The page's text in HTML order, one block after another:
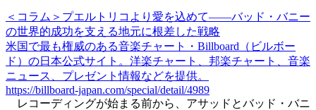
＜コラム＞プエルトリコより愛を込めて――バッド・バニー
の世界的成功を支える地元に根差した戦略
米国で最も権威のある音楽チャート・Billboard（ビルボー
ド）の日本公式サイト。洋楽チャート、邦楽チャート、音楽
ニュース、プレゼント情報などを提供。
https://billboard-japan.com/special/detail/4989
レコーディングが始まる前から、アサッドとバッド・バニ